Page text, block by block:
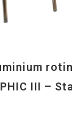
rotin
III –